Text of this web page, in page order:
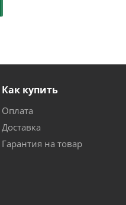
Как купить
Оплата
Доставка
Гарантия на товар